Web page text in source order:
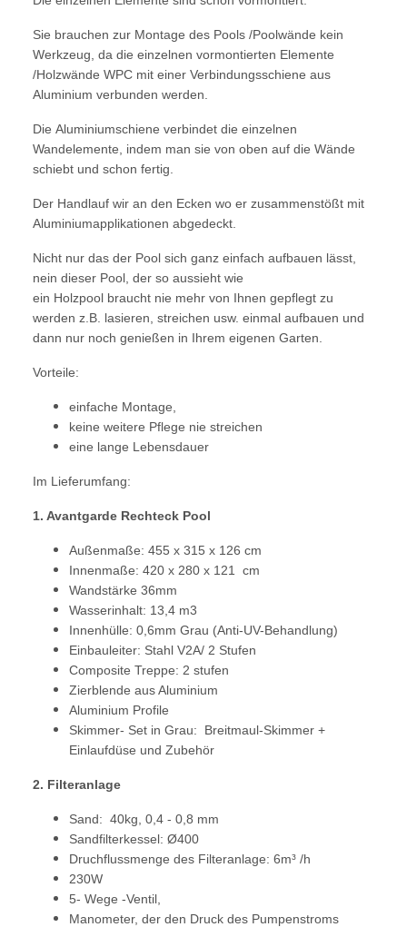
Sie brauchen zur Montage des Pools /Poolwände kein
Werkzeug, da die einzelnen vormontierten Elemente
/Holzwände WPC mit einer Verbindungsschiene aus
Aluminium verbunden werden.
Die Aluminiumschiene verbindet die einzelnen
Wandelemente, indem man sie von oben auf die Wände
schiebt und schon fertig.
Der Handlauf wir an den Ecken wo er zusammenstößt mit
Aluminiumapplikationen abgedeckt.
Nicht nur das der Pool sich ganz einfach aufbauen lässt,
nein dieser Pool, der so aussieht wie
ein Holzpool braucht nie mehr von Ihnen gepflegt zu
werden z.B. lasieren, streichen usw. einmal aufbauen und
dann nur noch genießen in Ihrem eigenen Garten.
Vorteile:
einfache Montage,
keine weitere Pflege nie streichen
eine lange Lebensdauer
Im Lieferumfang:
1. Avantgarde Rechteck Pool
Außenmaße: 455 x 315 x 126 cm
Innenmaße: 420 x 280 x 121 cm
Wandstärke 36mm
Wasserinhalt: 13,4 m3
Innenhülle: 0,6mm Grau (Anti-UV-Behandlung)
Einbauleiter: Stahl V2A/ 2 Stufen
Composite Treppe: 2 stufen
Zierblende aus Aluminium
Aluminium Profile
Skimmer- Set in Grau: Breitmaul-Skimmer +
Einlaufdüse und Zubehör
2. Filteranlage
Sand: 40kg, 0,4 - 0,8 mm
Sandfilterkessel: Ø400
Druchflussmenge des Filteranlage: 6m³ /h
230W
5- Wege -Ventil,
Manometer, der den Druck des Pumpenstroms